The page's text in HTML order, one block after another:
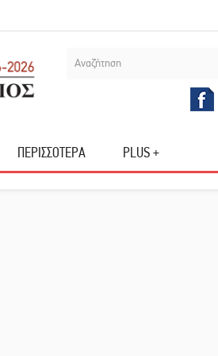
ΠΕΡΙΣΣΟΤΕΡΑ PLUS +